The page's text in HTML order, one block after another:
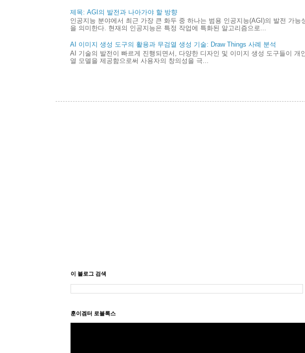
제목: AGI의 발전과 나아가야 할 방향
인공지능 분야에서 최근 가장 큰 화두 중 하나는 범용 인공지능(AGI)의 발전 가
을 의미한다. 현재의 인공지능은 특정 작업에 특화된 알고리즘으로...
AI 이미지 생성 도구의 활용과 무검열 생성 기술: Draw Things 사례 분석
AI 기술의 발전이 빠르게 진행되면서, 다양한 디자인 및 이미지 생성 도구들이
열 모델을 제공함으로써 사용자의 창의성을 극...
이 블로그 검색
훈이겜터 로블록스